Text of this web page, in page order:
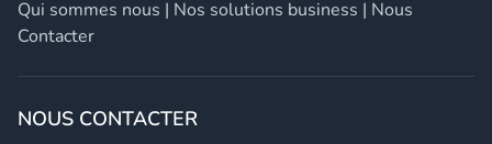
Qui sommes nous | Nos solutions business | Nous
Contacter
NOUS CONTACTER